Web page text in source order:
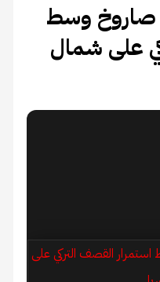
وسط
على شمال